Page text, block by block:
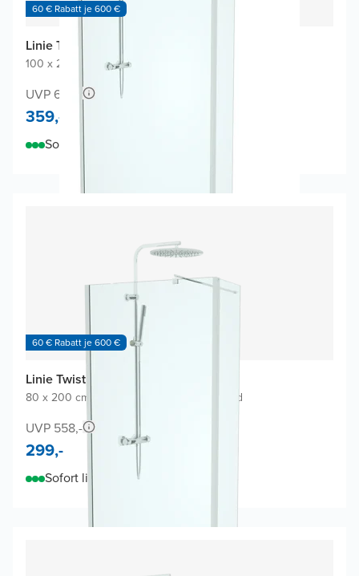
60 € Rabatt je 600 €
Linie Twist Walk-in Dusche
100 x 200 cm Klarglas
UVP 658,-
359,-
Sofort lieferbar
60 € Rabatt je 600 €
Linie Twist Walk-in Dusche
80 x 200 cm Profil Chrom glänzend
UVP 558,-
299,-
Sofort lieferbar